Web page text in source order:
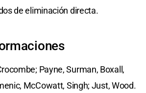
de eliminación directa.
Payne, Surman, Boxall,
McCowatt, Singh; Just, Wood.